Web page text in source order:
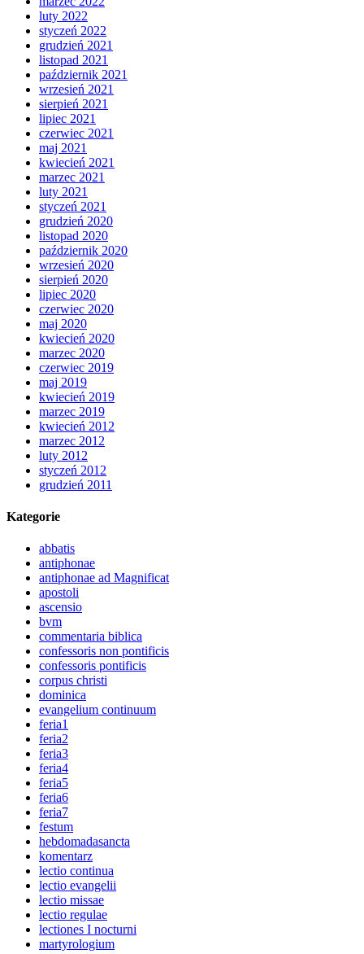
luty 2022
styczeń 2022
grudzień 2021
listopad 2021
październik 2021
wrzesień 2021
sierpień 2021
lipiec 2021
czerwiec 2021
maj 2021
kwiecień 2021
marzec 2021
luty 2021
styczeń 2021
grudzień 2020
listopad 2020
październik 2020
wrzesień 2020
sierpień 2020
lipiec 2020
czerwiec 2020
maj 2020
kwiecień 2020
marzec 2020
czerwiec 2019
maj 2019
kwiecień 2019
marzec 2019
kwiecień 2012
marzec 2012
luty 2012
styczeń 2012
grudzień 2011
Kategorie
abbatis
antiphonae
antiphonae ad Magnificat
apostoli
ascensio
bvm
commentaria biblica
confessoris non pontificis
confessoris pontificis
corpus christi
dominica
evangelium continuum
feria1
feria2
feria3
feria4
feria5
feria6
feria7
festum
hebdomadasancta
komentarz
lectio continua
lectio evangelii
lectio missae
lectio regulae
lectiones I nocturni
martyrologium